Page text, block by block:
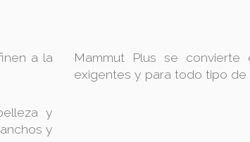
a la
y
y
Mammut Plus se
exigentes y para todo tipo de